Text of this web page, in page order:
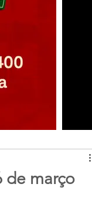
de março